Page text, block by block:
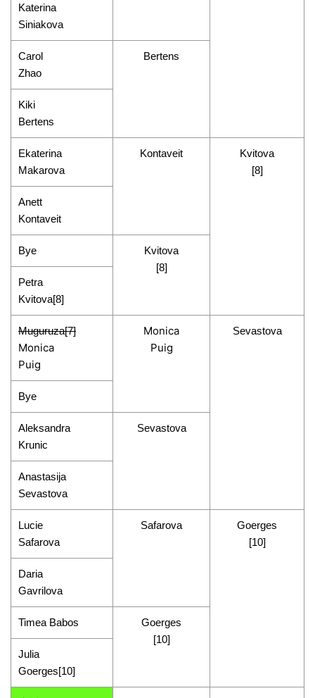
Katerina
Siniakova
Carol
Zhao
Bertens
Kiki
Bertens
Ekaterina
Makarova
Kontaveit
Kvitova
[8]
Anett
Kontaveit
Bye
Kvitova
[8]
Petra
Kvitova[8]
Muguruza[7]
Monica
Puig
Monica
Puig
Sevastova
Bye
Aleksandra
Krunic
Sevastova
Anastasija
Sevastova
Lucie
Safarova
Safarova
Goerges
[10]
Daria
Gavrilova
Timea Babos
Goerges
[10]
Julia
Goerges[10]